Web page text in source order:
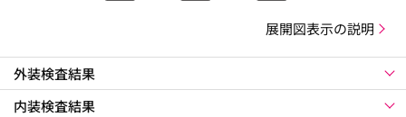
展開図表示の説明
外装検査結果
内装検査結果